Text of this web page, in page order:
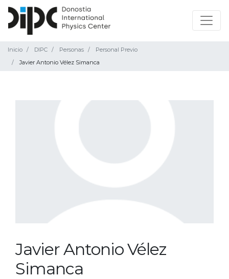
Inicio DIPC Personas
Personal Previo
Javier Antonio Vélez Simanca
Javier Antonio Vélez
Simanca